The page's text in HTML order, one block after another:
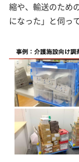
縮や、輸送のため
になった」と伺っ